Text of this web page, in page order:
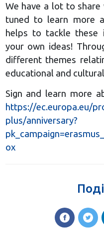
We have a lot to
tuned to learn more
helps to tackle these
your own ideas!
different themes
educational and
Sign and learn more
https://ec.europa.eu/
plus/anniversary?
ox